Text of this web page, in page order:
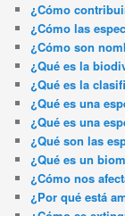
¿Cómo
¿Cómo las
¿Cómo son
¿Qué es la
¿Qué es la
¿Qué es una
¿Qué es una
¿Qué son las
¿Qué es un
¿Cómo nos
¿Por qué está